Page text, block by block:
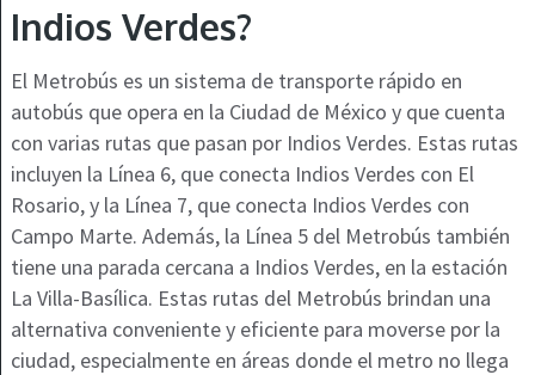
Indios Verdes?
El Metrobús es un sistema de transporte rápido en
autobús que opera en la Ciudad de México y que cuenta
con varias rutas que pasan por Indios Verdes. Estas rutas
incluyen la Línea 6, que conecta Indios Verdes con El
Rosario, y la Línea 7, que conecta Indios Verdes con
Campo Marte. Además, la Línea 5 del Metrobús también
tiene una parada cercana a Indios Verdes, en la estación
La Villa-Basílica. Estas rutas del Metrobús brindan una
alternativa conveniente y eficiente para moverse por la
ciudad, especialmente en áreas donde el metro no llega